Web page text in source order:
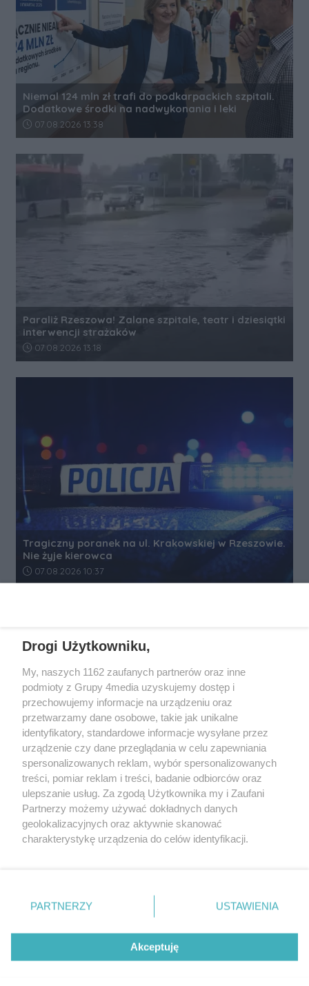
Niemal 124 mln zł trafi do podkarpackich szpitali.
Dodatkowe środki na nadwykonania i leki
Data dodania artykułu:
07.08.2026 13:38
Paraliż Rzeszowa! Zalane szpitale, teatr i dziesiątki
interwencji strażaków
Data dodania artykułu:
07.08.2026 13:18
Tragiczny poranek na ul. Krakowskiej w Rzeszowie.
Nie żyje kierowca
Data dodania artykułu:
07.08.2026 10:37
Wydawcą rzeszow-info.pljest:
FUNDACJA MEDIÓW NIEZALEŻNYCH LIBERTAS
ul. Kopernika 10, 35-002 Rzeszów
e-mail:redakcja@rzeszow-info.pl
Zasady dodawania i publikacji komentarzy
Drogi Użytkowniku,
My, naszych 1162 zaufanych partnerów oraz inne
podmioty z Grupy 4media uzyskujemy dostęp i
przechowujemy informacje na urządzeniu oraz
przetwarzamy dane osobowe, takie jak unikalne
identyfikatory, standardowe informacje wysyłane przez
urządzenie czy dane przeglądania w celu zapewniania
spersonalizowanych reklam, wybór spersonalizowanych
treści, pomiar reklam i treści, badanie odbiorców oraz
ulepszanie usług. Za zgodą Użytkownika my i Zaufani
Partnerzy możemy używać dokładnych danych
geolokalizacyjnych oraz aktywnie skanować
charakterystykę urządzenia do celów identyfikacji.
zmienić/wycofać klikając przycisk ustawień prywatności
znajdujący się w lewym dolnym rogu strony
. Niektóre
użytkownika, ale masz prawo sprzeciwić się takiemu
przetwarzaniu. Preferencje będą miały zastosowania tylko
PARTNERZY USTAWIENIA
Akceptuję